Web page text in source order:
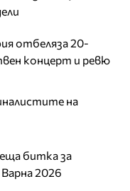
отбеляза 20-
концерт и ревю
на
битка за
2026